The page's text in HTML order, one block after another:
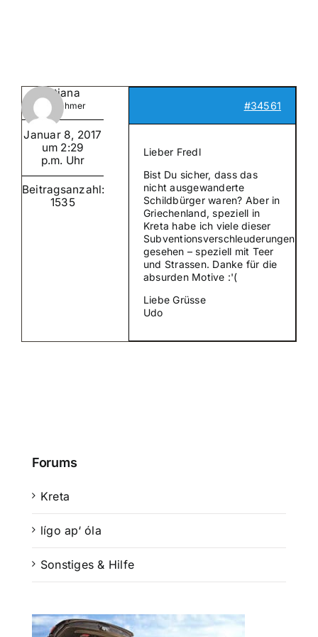
Mein
Diktiana
Teilnehmer
Januar 8, 2017
um 2:29
p.m. Uhr
Beitragsanzahl:
1535
#34561
Lieber Fredl
Bist Du sicher, dass das
nicht ausgewanderte
Schildbürger waren? Aber in
Griechenland, speziell in
Kreta habe ich viele dieser
Subventionsverschleuderungen
gesehen – speziell mit Teer
und Strassen. Danke für die
absurden Motive :'(
Liebe Grüsse
Udo
Forums
Kreta
lígo ap‘ óla
Sonstiges & Hilfe